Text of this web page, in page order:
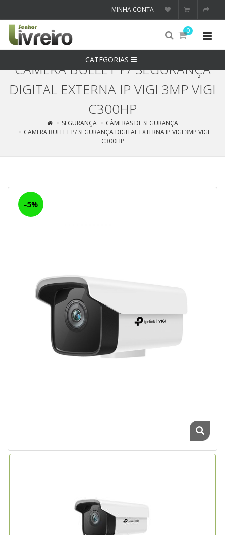
MINHA CONTA
0
CATEGORIAS
CAMERA BULLET P/ SEGURANÇA
DIGITAL EXTERNA IP VIGI 3MP VIGI
C300HP
SEGURANÇA
CÂMERAS DE SEGURANÇA
CAMERA BULLET P/ SEGURANÇA DIGITAL EXTERNA IP VIGI 3MP VIGI
C300HP
-5%